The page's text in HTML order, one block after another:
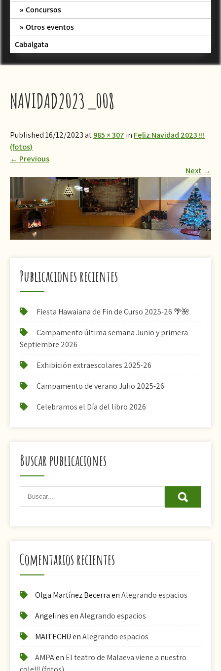
Concursos
Otros eventos
Cabalgata
NAVIDAD2023_008
Published 16/12/2023 at985 × 307 in Feliz Navidad 2023 !!!
(fotos)
← Previous
Next →
Publicaciones recientes
Fiesta Hawaiana de Fin de Curso 2025-26 🌴🌺
Campamento última semana Junio y primera
Septiembre 2026
Exhibición extraescolares 2025-26
Campamento de verano Julio 2025-26
Celebramos el Día del libro 2026
Buscar publicaciones
Comentarios recientes
Olga Martínez BecerraenAlegrando espacios
AngelinesenAlegrando espacios
MAITECHUenAlegrando espacios
AMPAen El teatro de Malaeva viene a nuestro